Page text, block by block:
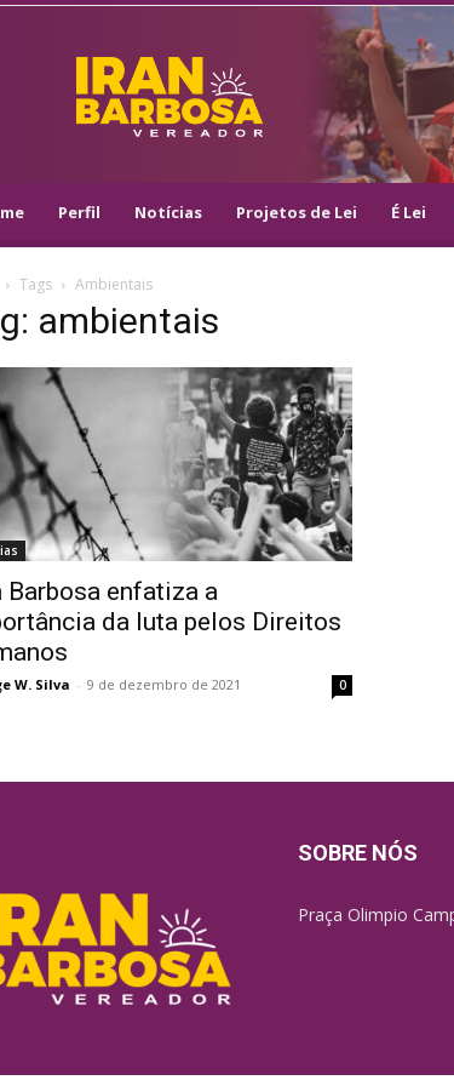
IRAN
BARBOSA
–
VEREADOR
–
Perfil Notícias Projetos de Lei É Lei
Tags Ambientais
ambientais
Barbosa enfatiza a
da luta pelos Direitos
W. Silva - 9 de dezembro de 2021 0
SOBRE NÓS
Praça Olimpio